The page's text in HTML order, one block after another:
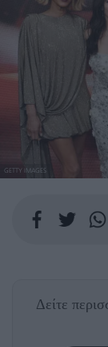
GETTY IMAGES
Δείτε